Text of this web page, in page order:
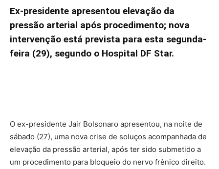
Ex-presidente apresentou elevação da
pressão arterial após procedimento; nova
intervenção está prevista para esta segunda-
feira (29), segundo o Hospital DF Star.
O ex-presidente Jair Bolsonaro apresentou, na noite de
sábado (27), uma nova crise de soluços acompanhada de
elevação da pressão arterial, após ter sido submetido a
um procedimento para bloqueio do nervo frênico direito.